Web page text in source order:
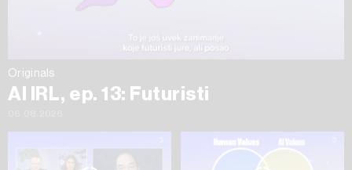
Originals
AI IRL, ep. 13: Futuristi